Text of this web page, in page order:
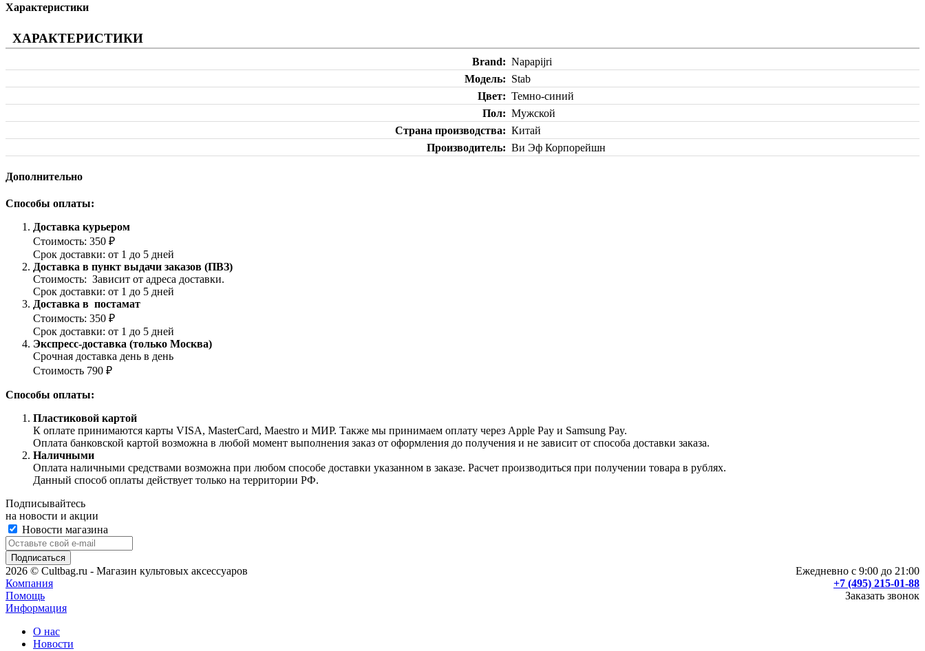
Характеристики
ХАРАКТЕРИСТИКИ
Brand
Napapijri
Модель
Stab
Цвет
Темно-синий
Пол
Мужской
Страна производства
Китай
Производитель
Ви Эф Корпорейшн
Дополнительно
Способы оплаты:
Доставка курьером
Стоимость: 350 ₽
Срок доставки: от 1 до 5 дней
Доставка в пункт выдачи заказов (ПВЗ)
Стоимость: Зависит от адреса доставки.
Срок доставки: от 1 до 5 дней
Доставка в постамат
Стоимость: 350 ₽
Срок доставки: от 1 до 5 дней
Экспресс-доставка (только Москва)
Срочная доставка день в день
Стоимость 790 ₽
Способы оплаты:
Пластиковой картой
К оплате принимаются карты VISA, MasterCard, Maestro и МИР. Также мы принимаем оплату через Apple Pay и Samsung Pay.
Оплата банковской картой возможна в любой момент выполнения заказ от оформления до получения и не зависит от способа доставки заказа.
Наличными
Оплата наличными средствами возможна при любом способе доставки указанном в заказе. Расчет производиться при получении товара в рублях.
Данный способ оплаты действует только на территории РФ.
Подписывайтесь
на новости и акции
Новости магазина
Ежедневно с 9:00 до 21:00
+7 (495) 215-01-88
Заказать звонок
2026 © Cultbag.ru - Магазин культовых аксессуаров
Компания
Помощь
Информация
О нас
Новости